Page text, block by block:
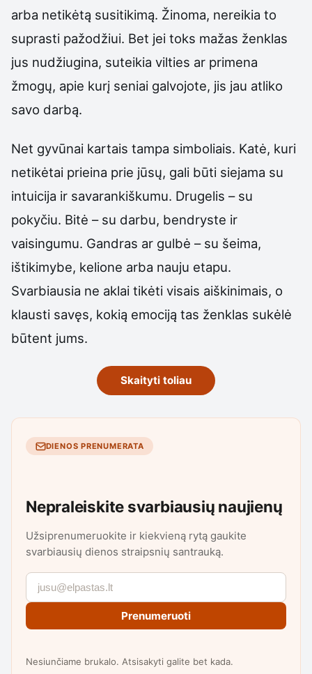
arba netikėtą susitikimą. Žinoma, nereikia to
suprasti pažodžiui. Bet jei toks mažas ženklas
jus nudžiugina, suteikia vilties ar primena
žmogų, apie kurį seniai galvojote, jis jau atliko
savo darbą.
Net gyvūnai kartais tampa simboliais. Katė, kuri
netikėtai prieina prie jūsų, gali būti siejama su
intuicija ir savarankiškumu. Drugelis – su
pokyčiu. Bitė – su darbu, bendryste ir
vaisingumu. Gandras ar gulbė – su šeima,
ištikimybe, kelione arba nauju etapu.
Svarbiausia ne aklai tikėti visais aiškinimais, o
klausti savęs, kokią emociją tas ženklas sukėlė
būtent jums.
Skaityti toliau
DIENOS PRENUMERATA
Nepraleiskite svarbiausių naujienų
Užsiprenumeruokite ir kiekvieną rytą gaukite
svarbiausių dienos straipsnių santrauką.
Prenumeruoti
Nesiunčiame brukalo. Atsisakyti galite bet kada.